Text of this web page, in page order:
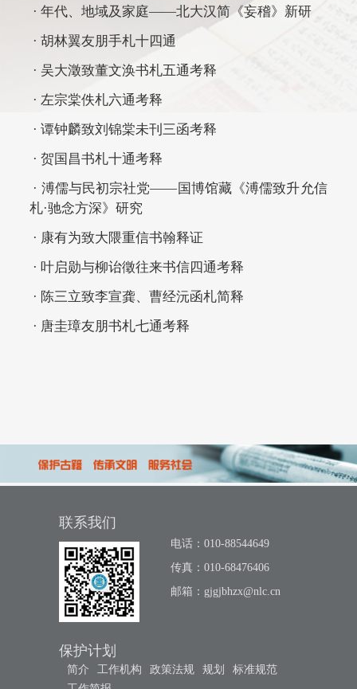
· 年代、地域及家庭——北大汉简《妄稽》新研
· 胡林翼友朋手札十四通
· 吴大澂致董文涣书札五通考释
· 左宗棠佚札六通考释
· 谭钟麟致刘锦棠未刊三函考释
· 贺国昌书札十通考释
· 溥儒与民初宗社党——国博馆藏《溥儒致升允信
札·驰念方深》研究
· 康有为致大隈重信书翰释证
· 叶启勋与柳诒徵往来书信四通考释
· 陈三立致李宣龚、曹经沅函札简释
· 唐圭璋友朋书札七通考释
联系我们
电话：010-88544649
传真：010-68476406
邮箱： gjgjbhzx@nlc.cn
保护计划
简介 工作机构 政策法规 规划
标准规范